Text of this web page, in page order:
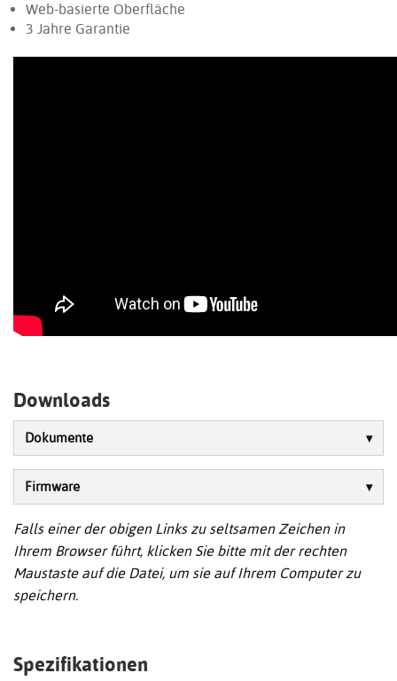
Web-basierte Oberfläche
3 Jahre Garantie
Downloads
Dokumente
Firmware
Falls einer der obigen Links zu seltsamen Zeichen in
Ihrem Browser führt, klicken Sie bitte mit der rechten
Maustaste auf die Datei, um sie auf Ihrem Computer zu
speichern.
Spezifikationen